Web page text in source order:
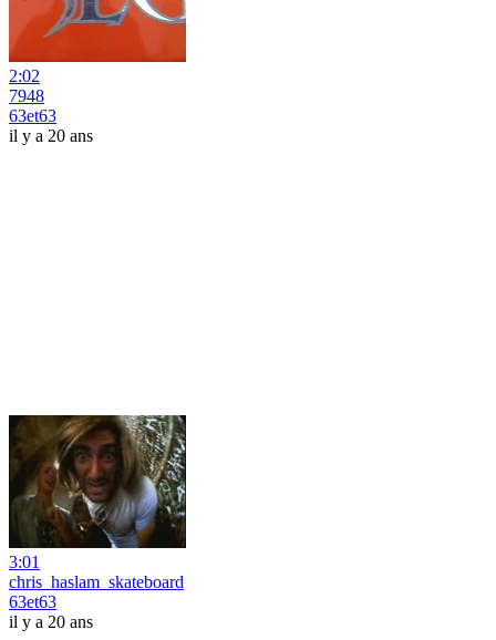
2:02
7948
63et63
il y a 20 ans
3:01
chris_haslam_skateboard
63et63
il y a 20 ans